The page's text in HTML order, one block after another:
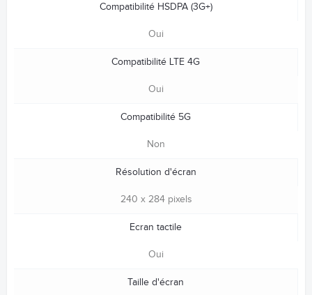
Compatibilité HSDPA (3G+)
Oui
Compatibilité LTE 4G
Oui
Compatibilité 5G
Non
Résolution d'écran
240 x 284 pixels
Ecran tactile
Oui
Taille d'écran